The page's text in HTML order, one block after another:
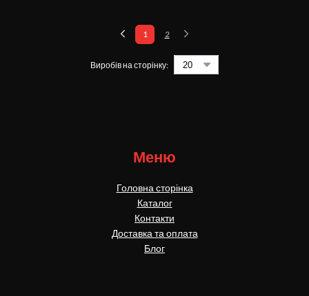
Виробів на сторінку:
1 2
Меню
Головна сторінка
Каталог
Контакти
Доставка та оплата
Блог